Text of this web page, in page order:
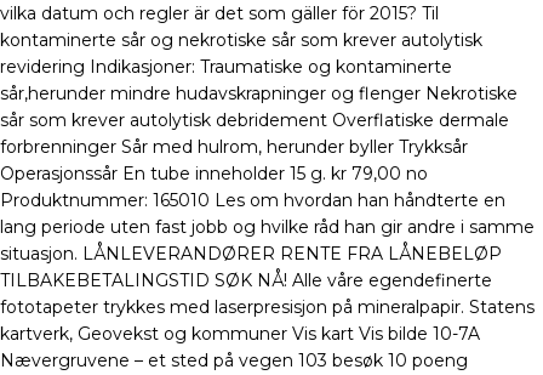
vilka datum och regler är det som gäller för 2015? Til
kontaminerte sår og nekrotiske sår som krever autolytisk
revidering Indikasjoner: Traumatiske og kontaminerte
sår,herunder mindre hudavskrapninger og flenger Nekrotiske
sår som krever autolytisk debridement Overflatiske dermale
forbrenninger Sår med hulrom, herunder byller Trykksår
Operasjonssår En tube inneholder 15 g. kr 79,00 no
Produktnummer: 165010 Les om hvordan han håndterte en
lang periode uten fast jobb og hvilke råd han gir andre i samme
situasjon. LÅNLEVERANDØRER RENTE FRA LÅNEBELØP
TILBAKEBETALINGSTID SØK NÅ! Alle våre egendefinerte
fototapeter trykkes med laserpresisjon på mineralpapir. Statens
kartverk, Geovekst og kommuner Vis kart Vis bilde 10-7A
Nævergruvene – et sted på vegen 103 besøk 10 poeng